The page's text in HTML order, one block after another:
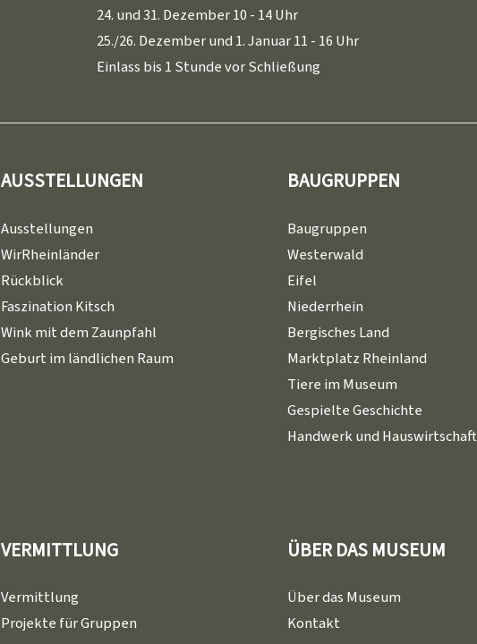
24. und 31. Dezember 10 - 14 Uhr
25./26. Dezember und 1. Januar 11 - 16 Uhr
Einlass bis 1 Stunde vor Schließung
AUSSTELLUNGEN
Ausstellungen
WirRheinländer
Rückblick
Faszination Kitsch
Wink mit dem Zaunpfahl
Geburt im ländlichen Raum
BAUGRUPPEN
Baugruppen
Westerwald
Eifel
Niederrhein
Bergisches Land
Marktplatz Rheinland
Tiere im Museum
Gespielte Geschichte
Handwerk und Hauswirtschaft
VERMITTLUNG
Vermittlung
Projekte für Gruppen
ÜBER DAS MUSEUM
Über das Museum
Kontakt